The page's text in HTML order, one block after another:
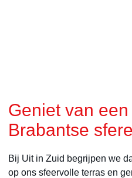
Geniet van
Brabantse
Bij Uit in Zuid begrijpen we
op ons sfeervolle terras en